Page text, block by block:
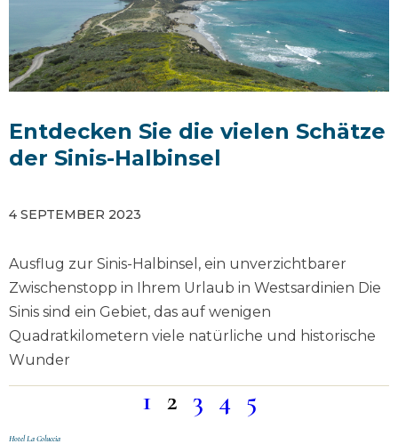
Entdecken Sie die vielen Schätze
der Sinis-Halbinsel
4 SEPTEMBER 2023
Ausflug zur Sinis-Halbinsel, ein unverzichtbarer
Zwischenstopp in Ihrem Urlaub in Westsardinien Die
Sinis sind ein Gebiet, das auf wenigen
Quadratkilometern viele natürliche und historische
Wunder
1 2 3 4 5
Hotel La Coluccia